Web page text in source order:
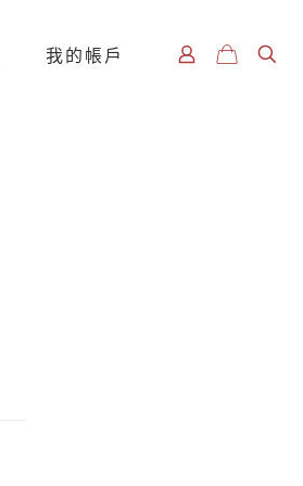
我的帳戶